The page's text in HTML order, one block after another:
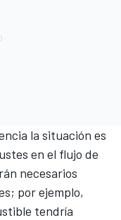
la situación es
en el flujo de
necesarios
por ejemplo,
tendría